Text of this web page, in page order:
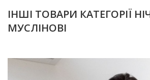
ІНШІ ТОВАРИ КАТЕГОРІЇ
МУСЛІНОВІ